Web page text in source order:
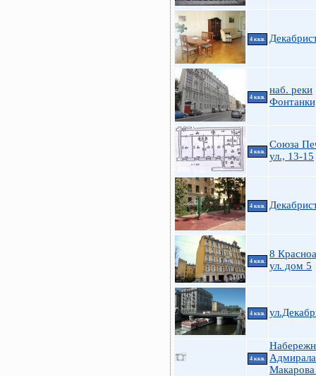
4 ккв.
4 ккв.
наб. реки
4 ккв.
Союза
ул., 13-15
4 ккв.
4 ккв.
8
ул. дом 5
4 ккв.
4 ккв.
Адмирала